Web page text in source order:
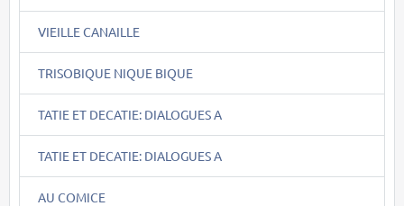
VIEILLE CANAILLE
TRISOBIQUE NIQUE BIQUE
TATIE ET DECATIE: DIALOGUES A
TATIE ET DECATIE: DIALOGUES A
AU COMICE